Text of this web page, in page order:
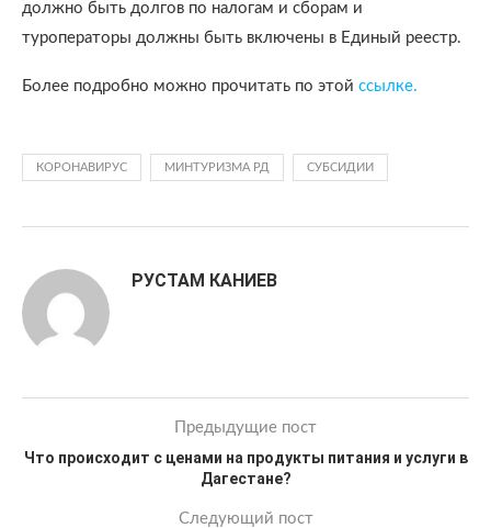
должно быть долгов по налогам и сборам и
туроператоры должны быть включены в Единый реестр.
Более подробно можно прочитать по этой ссылке.
КОРОНАВИРУС МИНТУРИЗМА РД СУБСИДИИ
РУСТАМ КАНИЕВ
Предыдущие пост
Что происходит с ценами на продукты питания и услуги в
Дагестане?
Следующий пост